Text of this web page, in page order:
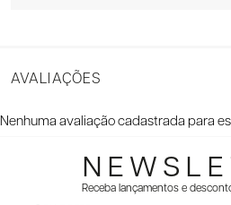
AVALIAÇÕES
Nenhuma avaliação cadastrada para
Receba lançamentos e